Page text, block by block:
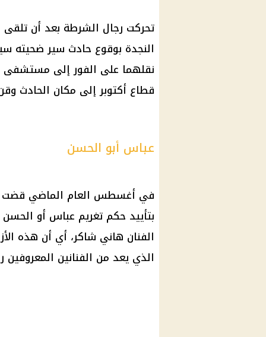
تحركت رجال الشرطة بعد أن
النجدة بوقوع حادث سيرضحيته
نقلهما على الفور إلى مستشفى
قطاع أكتوبر إلى مكان الحادث وقن
عباس أبو الحسن
في أغسطس العام الماضي قضت
الفنان هاني شاكر، أي أن هذه
الذي يعد من الفنانين